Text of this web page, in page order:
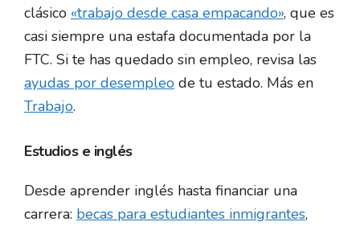
clásico «trabajo desde casa empacando», que es
casi siempre una estafa documentada por la
FTC. Si te has quedado sin empleo, revisa las
ayudas por desempleo de tu estado. Más en
Trabajo.
Estudios e inglés
Desde aprender inglés hasta financiar una
carrera: becas para estudiantes inmigrantes,